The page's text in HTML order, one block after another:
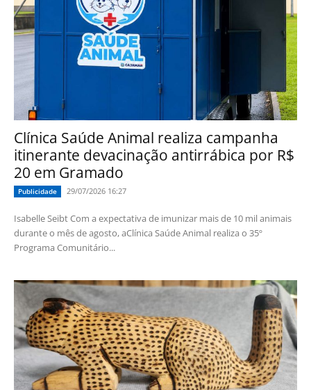
Clínica Saúde Animal realiza campanha
itinerante devacinação antirrábica por R$
20 em Gramado
Publicidade 29/07/2026 16:27
Isabelle Seibt Com a expectativa de imunizar mais de 10 mil animais
durante o mês de agosto, aClínica Saúde Animal realiza o 35º
Programa Comunitário...